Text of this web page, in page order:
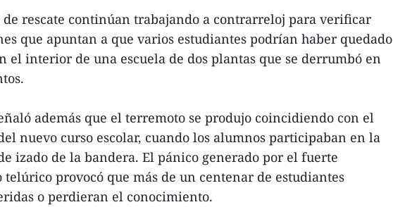
de rescate continúan trabajando a contrarreloj para verificar
que apuntan a que varios estudiantes podrían haber quedado
el interior de una escuela de dos plantas que se derrumbó en
además que el terremoto se produjo coincidiendo con el
nuevo curso escolar, cuando los alumnos participaban en la
izado de la bandera. El pánico generado por el fuerte
provocó que más de un centenar de estudiantes
o perdieran el conocimiento.